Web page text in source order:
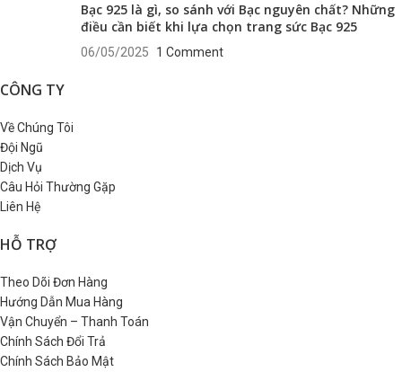
Bạc 925 là gì, so sánh với Bạc nguyên chất? Những
điều cần biết khi lựa chọn trang sức Bạc 925
06/05/2025 1 Comment
CÔNG TY
Về Chúng Tôi
Đội Ngũ
Dịch Vụ
Câu Hỏi Thường Gặp
Liên Hệ
HỖ TRỢ
Theo Dõi Đơn Hàng
Hướng Dẫn Mua Hàng
Vận Chuyển – Thanh Toán
Chính Sách Đổi Trả
Chính Sách Bảo Mật